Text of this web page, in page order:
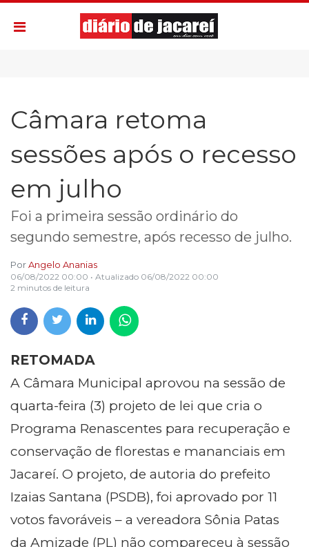
Câmara retoma
sessões após o recesso
em julho
Foi a primeira sessão ordinário do
segundo semestre, após recesso de julho.
PorAngelo Ananias
06/08/2022 00:00 • Atualizado 06/08/2022 00:00
2 minutos de leitura
RETOMADA
A Câmara Municipal aprovou na sessão de
quarta-feira (3) projeto de lei que cria o
Programa Renascentes para recuperação e
conservação de florestas e mananciais em
Jacareí. O projeto, de autoria do prefeito
Izaias Santana (PSDB), foi aprovado por 11
votos favoráveis – a vereadora Sônia Patas
da Amizade (PL) não compareceu à sessão